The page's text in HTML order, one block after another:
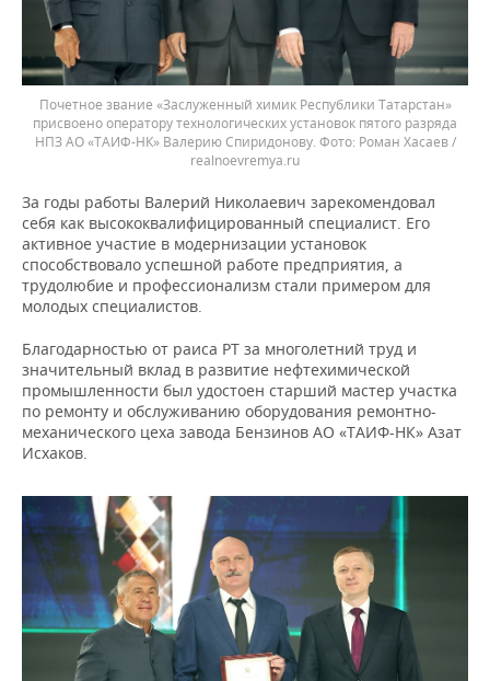
Почетное звание «Заслуженный химик Республики Татарстан»
присвоено оператору технологических установок пятого разряда
НПЗ АО «ТАИФ-НК» Валерию Спиридонову.
Роман Хасаев /
realnoevremya.ru
За годы работы Валерий Николаевич зарекомендовал
себя как высококвалифицированный специалист. Его
активное участие в модернизации установок
способствовало успешной работе предприятия, а
трудолюбие и профессионализм стали примером для
молодых специалистов.
Благодарностью от раиса РТ за многолетний труд и
значительный вклад в развитие нефтехимической
промышленности был удостоен старший мастер участка
по ремонту и обслуживанию оборудования ремонтно-
механического цеха завода Бензинов АО «ТАИФ-НК» Азат
Исхаков.